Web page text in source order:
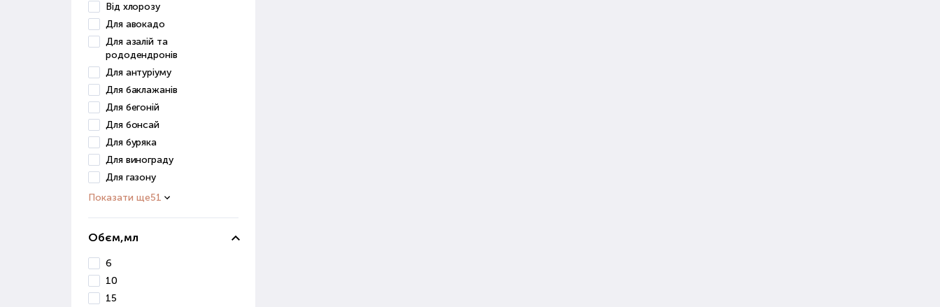
Від хлорозу
Для авокадо
Для азалій та
рододендронів
Для антуріуму
Для баклажанів
Для бегоній
Для бонсай
Для буряка
Для винограду
Для газону
Показати ще51
Обєм,мл
6
10
15